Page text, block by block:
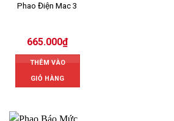
Phao Điện Mac 3
665.000₫
THÊM VÀO
GIỎ HÀNG